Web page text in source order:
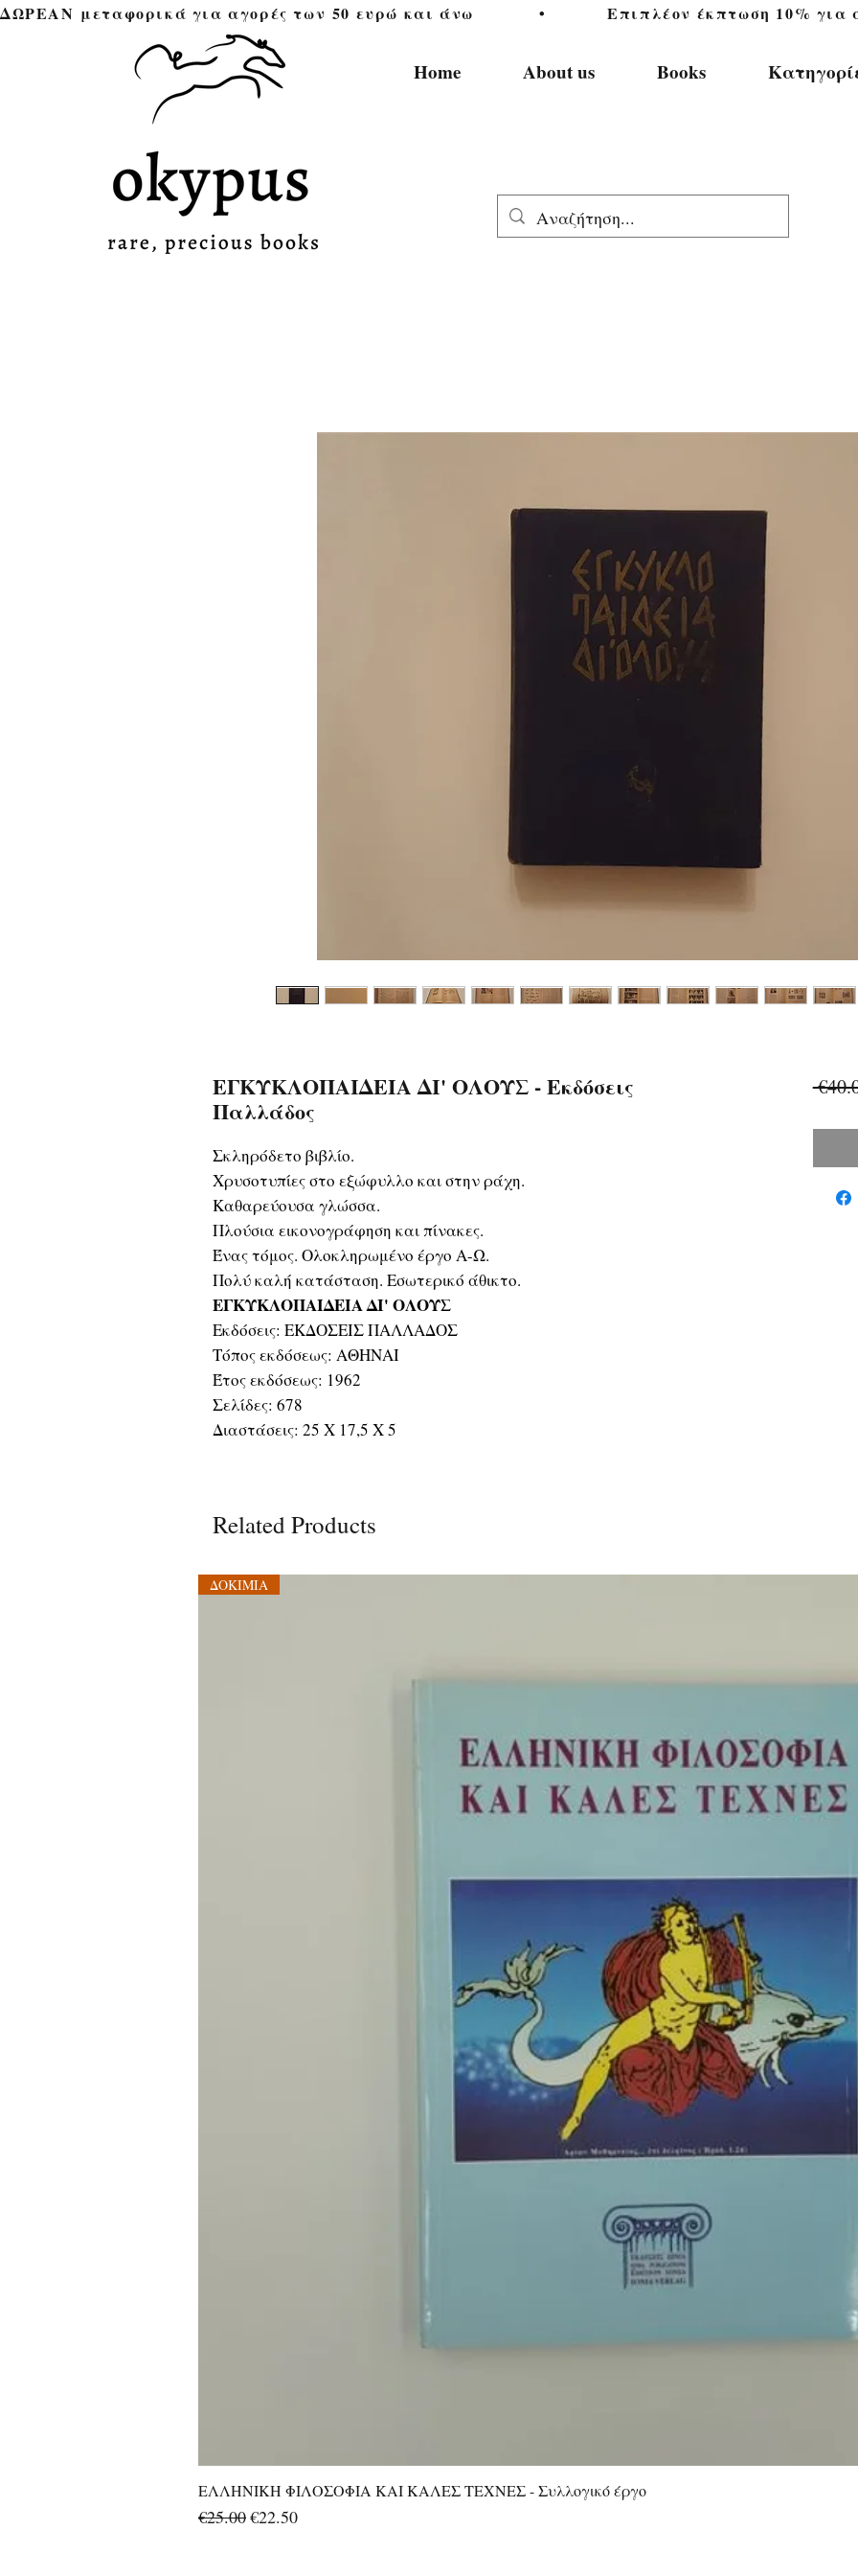
ΔΩΡΕΑΝ μεταφορικά για αγορές των 50 ευρώ και άνω            •           Επιπλέον έκπτωση 10%
Home About us Books
ΕΓΚΥΚΛΟΠΑΙΔΕΙΑ ΔΙ' ΟΛΟΥΣ - Εκδόσεις
Παλλάδος
Σκληρόδετο βιβλίο.
Χρυσοτυπίες στο εξώφυλλο και στην ράχη.
Καθαρεύουσα γλώσσα.
Πλούσια εικονογράφηση και πίνακες.
Ένας τόμος. Ολοκληρωμένο έργο Α-Ω.
Πολύ καλή κατάσταση. Εσωτερικό άθικτο.
ΕΓΚΥΚΛΟΠΑΙΔΕΙΑ ΔΙ' ΟΛΟΥΣ
Εκδόσεις: ΕΚΔΟΣΕΙΣ ΠΑΛΛΑΔΟΣ
Τόπος εκδόσεως: ΑΘΗΝΑΙ
Έτος εκδόσεως: 1962
Σελίδες: 678
Διαστάσεις: 25 Χ 17,5 Χ 5
Related Products
Quick View
ΔΟΚΙΜΙΑ
ΕΛΛΗΝΙΚΗ ΦΙΛΟΣΟΦΙΑ ΚΑΙ ΚΑΛΕΣ ΤΕΧΝΕΣ - Συλλογικό έργο
Regular Price
€25.00Sale Price
€22.50